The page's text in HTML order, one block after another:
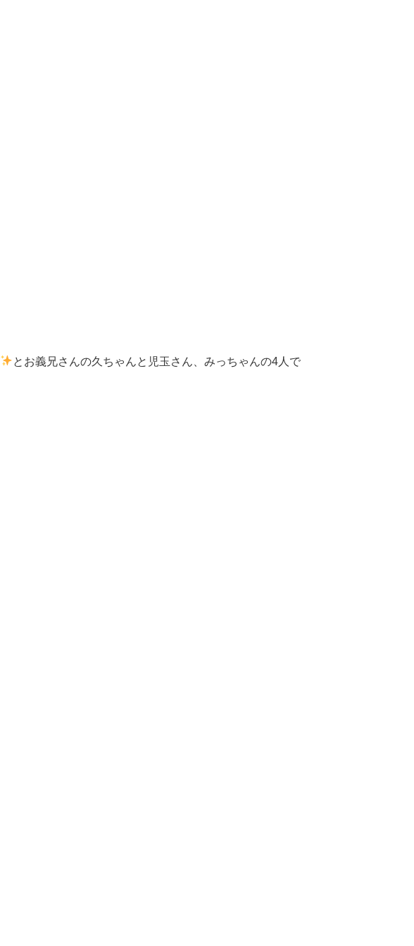
とお義兄さんの久ちゃんと児玉さん、みっちゃんの4人で